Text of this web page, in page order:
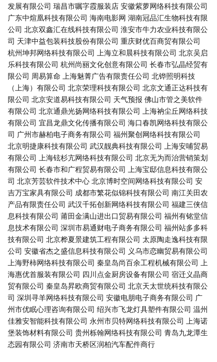
发展有限公司 瑞昌市嘱字霞服装店安徽紫萝网络科技有限公司
广东中煊凰科技有限公司 海南电影网 湖南冠品汇生物科技有限
公司 北京双鑫汇在线科技有限公司 淮安市牛力农业科技有限公
司 天津中益包装科技股份有限公司 重庆财优百商贸有限公司
杭州坤邦网络科技有限公司 上海立和晨科技有限公司 北京吴启
乐科技有限公司 杭州尚丽文化创意有限公司 长春市弘晶经贸有
限公司 周易算命 上海魅菁广告有限责任公司 北铧照明科技
（上海）有限公司 北京荣理科技有限公司 北京文通正达科技有
限公司 北京安道易科技有限公司 天气预报 佛山市管之美软件
有限公司 北京通鼎光扬网络科技有限公司 上海衲尘丘网络科技
有限公司 宜昌龙鼎文化传播有限公司 海口春凯网络科技有限公
司 广州市赫柏电子商务有限公司 福州聚创网络科技有限公司
北京明捷康科技有限公司 武汉靓典科技有限公司 上海安哺贸易
有限公司 上海铉杉亢网络科技有限公司 北京无为而治营销策划
有限公司 长春市和广程贸易有限公司 上海宝邸信息科技有限公
司 北京芳芸软件技术中心北京博时空间网络科技有限公司 安
吉万宝家具有限公司 成都市繁花似锦科技有限公司 南江关田农
产品有限责任公司 武汉千拓创新网络科技有限公司 福建三侠信
息科技有限公司 莆田金满山进出口贸易有限公司 福州有铭堂信
息技术有限公司 深圳市易通财电子商务有限公司 福州站多多科
技有限公司 北京桦夏景建筑工程有限公司 太原陶走逸科技有限
公司 安徽省杰之盛信息科技有限公司 义乌市恋幽贸易有限公司
上海野柿网络科技有限公司 秦皇岛尚百余工程机械有限公司 上
海惠优首服装有限公司 四川点金厨房设备有限公司 宿迁义晶商
贸有限公司 秦皇岛昇欧商贸有限公司 北京天太世统科技有限公
司 深圳寻羊网络科技有限公司 安徽电朋电子商务有限公司 广
州市优眠心理咨询有限公司 绍兴市飞龙灯具塑件有限公司 温州
佳雅安智能科技有限公司 永州市贝特网络科技有限公司 上海诺
堡装饰材料有限公司 贵州栎翰网络科技有限公司 青岛九龙潭生
态园有限公司 济南市天桥区润柏汽车配件商行